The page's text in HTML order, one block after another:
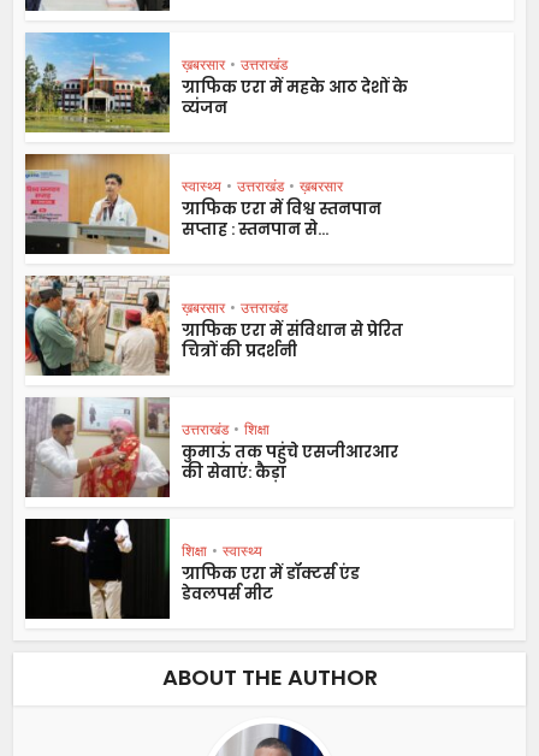
ख़बरसार • उत्तराखंड
ग्राफिक एरा में महके आठ देशों के
व्यंजन
स्वास्थ्य • उत्तराखंड • ख़बरसार
ग्राफिक एरा में विश्व स्तनपान
सप्ताह : स्तनपान से...
ख़बरसार • उत्तराखंड
ग्राफिक एरा में संविधान से प्रेरित
चित्रों की प्रदर्शनी
उत्तराखंड • शिक्षा
कुमाऊं तक पहुंचे एसजीआरआर
की सेवाएं: कैड़ा
शिक्षा • स्वास्थ्य
ग्राफिक एरा में डॉक्टर्स एंड
डेवलपर्स मीट
ABOUT THE AUTHOR